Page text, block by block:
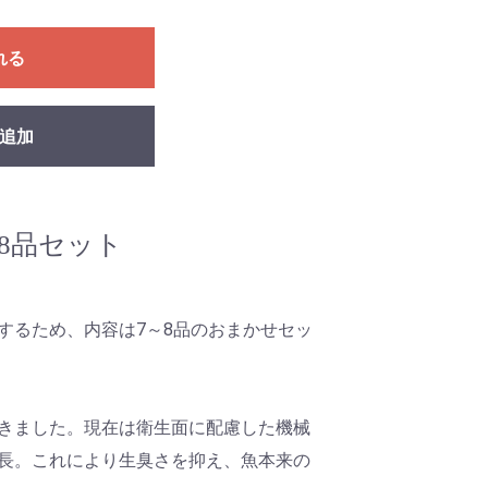
る
加
セット
るため、内容は7～8品のおまかせセッ
ました。現在は衛生面に配慮した機械
。これにより生臭さを抑え、魚本来の